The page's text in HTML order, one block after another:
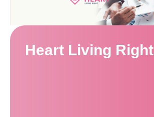
Heart Living Right